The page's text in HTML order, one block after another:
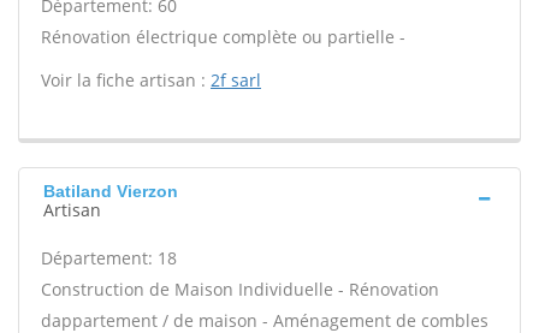
Département: 60
Rénovation électrique complète ou partielle -
Voir la fiche artisan : 2f sarl
Batiland Vierzon
Artisan
Département: 18
Construction de Maison Individuelle - Rénovation
dappartement / de maison - Aménagement de combles